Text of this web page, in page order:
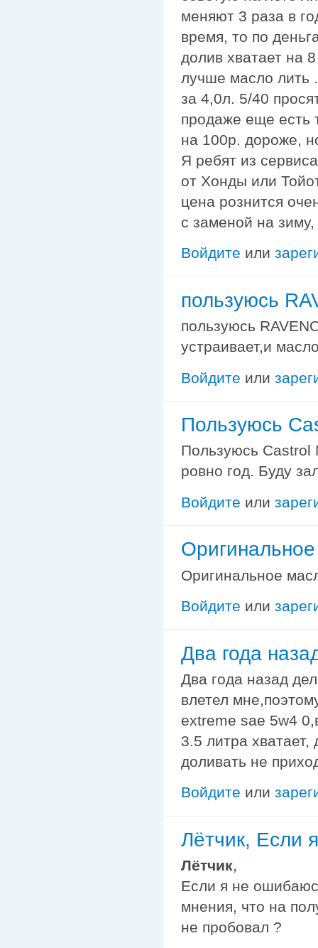
меняют 3 раза в
время, то по
долив хватает на
лучше масло лить
за 4,0л. 5/40
продаже еще есть
на 100р. дороже,
Я ребят из
от Хонды или
цена рознится
с заменой на
Войдите или
пользуюсь
пользуюсь
устраивает,и
Войдите или
Пользуюсь
Пользуюсь Castrol
ровно год. Буду
Войдите или
Оригинальное
Войдите или
Два года
Два года назад
влетел
extreme sae 5w4
3.5 литра
доливать не
Войдите или
Лётчик, Если
Лётчик,
Если я не
мнения, что на
не пробовал ?